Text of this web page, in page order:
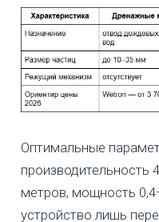
Оптимальные
производительность
метров, мощность
устройство лишь